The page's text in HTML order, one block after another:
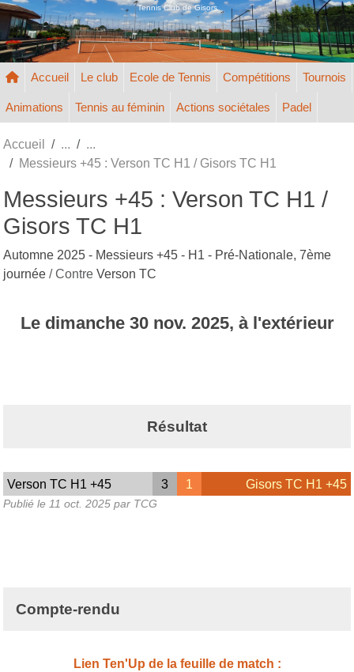
Tennis Club de Gisors
Accueil Le club Ecole de Tennis Compétitions Tournois
Animations Tennis au féminin Actions sociétales Padel
Accueil
Messieurs +45 : Verson TC H1 / Gisors TC H1
Messieurs +45 : Verson TC H1 /
Gisors TC H1
Automne 2025 - Messieurs +45 - H1 - Pré-Nationale, 7ème
journée / Contre Verson TC
Le dimanche 30 nov. 2025, à l'extérieur
Résultat
Verson TC H1 +45 3 1 Gisors TC H1 +45
Publié le 11 oct. 2025 par TCG
Compte-rendu
Lien Ten'Up de la feuille de match :
Panneau de gestion des cookies